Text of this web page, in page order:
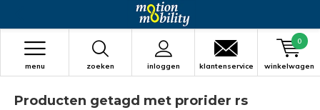
zoeken inloggen
menu klantenservice winkelwagen
0
Producten getagd met prorider rs